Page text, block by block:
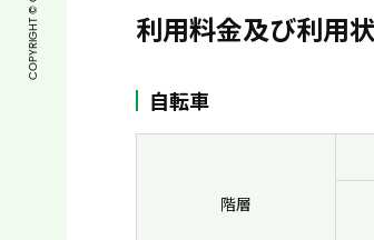
利用料金及び利用
自転車
階層